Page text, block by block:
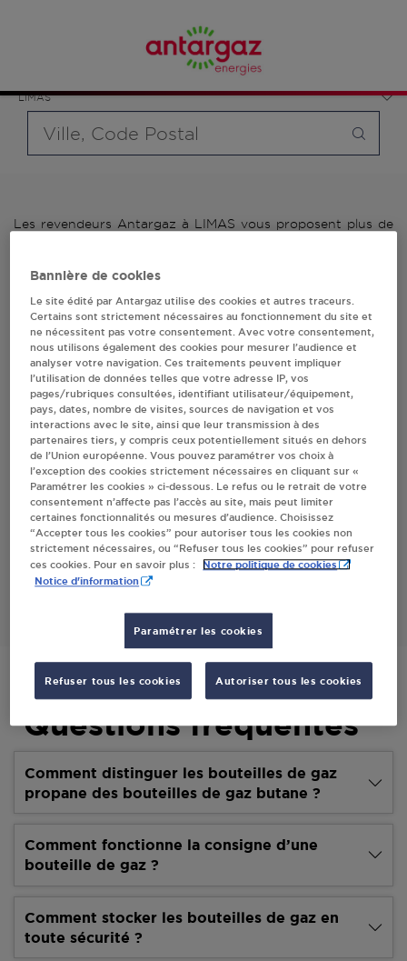
LIMAS
bouteille souhaité et le type de point de vente (revendeur /
distributeur automatique de bouteilles de gaz ou station GPL
carburant)
Les revendeurs Antargaz à LIMAS vous proposent plus de
Antargaz à LIMAS, l'adresse, le numéro de téléphone de
votre stations GPL ou distributeurs de bouteilles de gaz.
1 revendeur(s) Antargaz
à LIMAS
Villes
PROMOCASH SARL CASH CALADE LIMAS
89 RUE DE L'ECOSSAIS
69400LIMAS
S'Y RENDRE
Questions fréquentes
Comment distinguer les bouteilles de gaz
propane des bouteilles de gaz butane ?
Comment fonctionne la consigne d’une
bouteille de gaz ?
Comment stocker les bouteilles de gaz en
toute sécurité ?
Bannière de cookies
Le site édité par Antargaz utilise des cookies et autres traceurs.
Certains sont strictement nécessaires au fonctionnement du site et
ne nécessitent pas votre consentement. Avec votre consentement,
nous utilisons également des cookies pour mesurer l’audience et
analyser votre navigation. Ces traitements peuvent impliquer
l’utilisation de données telles que votre adresse IP, vos
pages/rubriques consultées, identifiant utilisateur/équipement,
pays, dates, nombre de visites, sources de navigation et vos
interactions avec le site, ainsi que leur transmission à des
partenaires tiers, y compris ceux potentiellement situés en dehors
de l’Union européenne. Vous pouvez paramétrer vos choix à
l’exception des cookies strictement nécessaires en cliquant sur «
Paramétrer les cookies » ci-dessous. Le refus ou le retrait de votre
consentement n’affecte pas l’accès au site, mais peut limiter
certaines fonctionnalités ou mesures d’audience. Choisissez
“Accepter tous les cookies” pour autoriser tous les cookies non
strictement nécessaires, ou “Refuser tous les cookies” pour refuser
ces cookies. Pour en savoir plus :
Notre politique de cookies
Notice d'information
Paramétrer les cookies
Refuser tous les cookies Autoriser tous les cookies